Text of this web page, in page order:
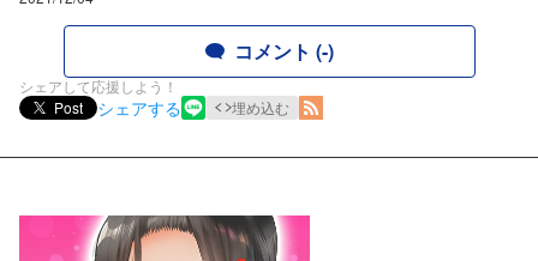
コメント (-)
シェアして応援しよう！
Post
シェアする 埋め込む